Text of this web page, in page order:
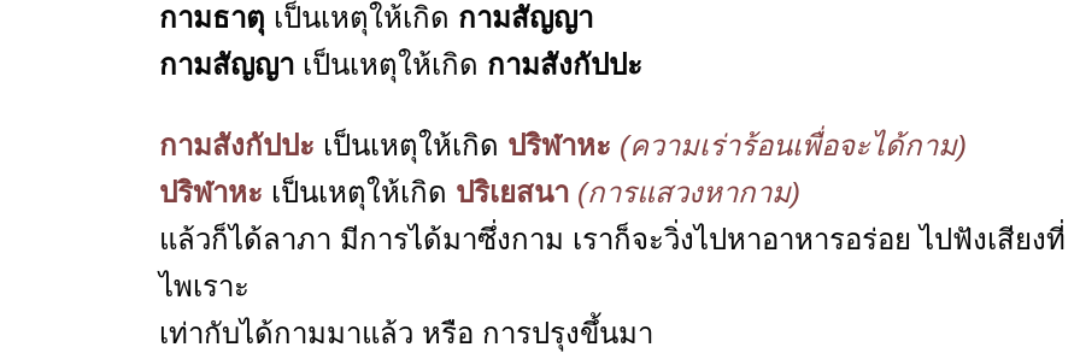
กามธาตุ เป็นเหตุให้เกิด กามสัญญา
กามสัญญา เป็นเหตุให้เกิด กามสังกัปปะ
กามสังกัปปะ เป็นเหตุให้เกิด ปริฬาหะ (ความเร่าร้อนเพื่อจะได้กาม)
ปริฬาหะ เป็นเหตุให้เกิด ปริเยสนา (การแสวงหากาม)
แล้วก็ได้ลาภา มีการได้มาซึ่งกาม เราก็จะวิ่งไปหาอาหารอร่อย ไปฟังเสียงที่
ไพเราะ
เท่ากับได้กามมาแล้ว หรือ การปรุงขึ้นมา